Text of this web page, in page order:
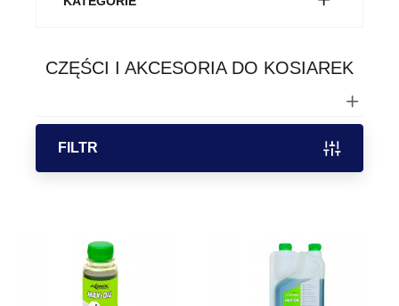
CZĘŚCI I AKCESORIA DO KOSIAREK
FILTR